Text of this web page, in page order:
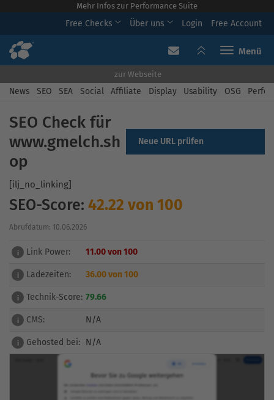
Mehr Infos zur Performance Suite
Free Checks Über uns Login Free Account
Toggle
zur Webseite
News SEO SEA Social Affiliate Display Usability OSG
SEO Check für
www.gmelch.sh
op
Neue URL prüfen
[ilj_no_linking]
SEO-Score: 42.22 von 100
Abrufdatum: 10.06.2026
i Link Power: 11.00 von 100
i Ladezeiten: 36.00 von 100
i Technik-Score: 79.66
i CMS: N/A
i Gehosted bei: N/A